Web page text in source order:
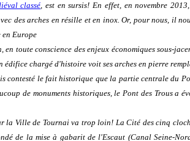
classé, est en sursis! En effet, en novembre
des arches en résille et en inox. Or, pour nous, il
en Europe
en toute conscience des enjeux économiques sous-
édifice chargé d'histoire voit ses arches en pierre
contesté le fait historique que la partie centrale du
de monuments historiques, le Pont des Trous
la Ville de Tournai va trop loin! La Cité des cinq
de la mise à gabarit de l'Escaut (Canal Seine-